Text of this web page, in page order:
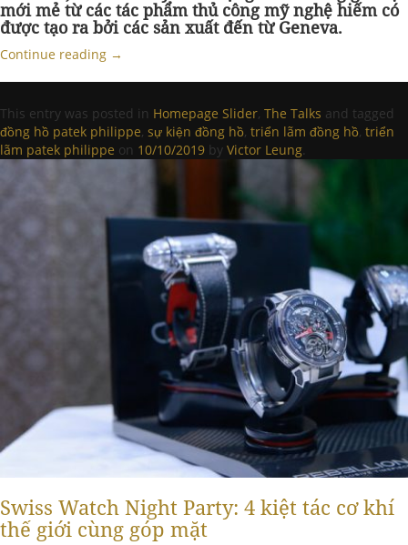
mới mẻ từ các tác phẩm thủ công mỹ nghệ hiếm có
được tạo ra bởi các sản xuất đến từ Geneva.
Continue reading →
This entry was posted in Homepage Slider, The Talks and tagged
đồng hồ patek philippe, sự kiện đồng hồ, triển lãm đồng hồ, triển
lãm patek philippe on 10/10/2019 by Victor Leung.
Swiss Watch Night Party: 4 kiệt tác cơ khí
thế giới cùng góp mặt